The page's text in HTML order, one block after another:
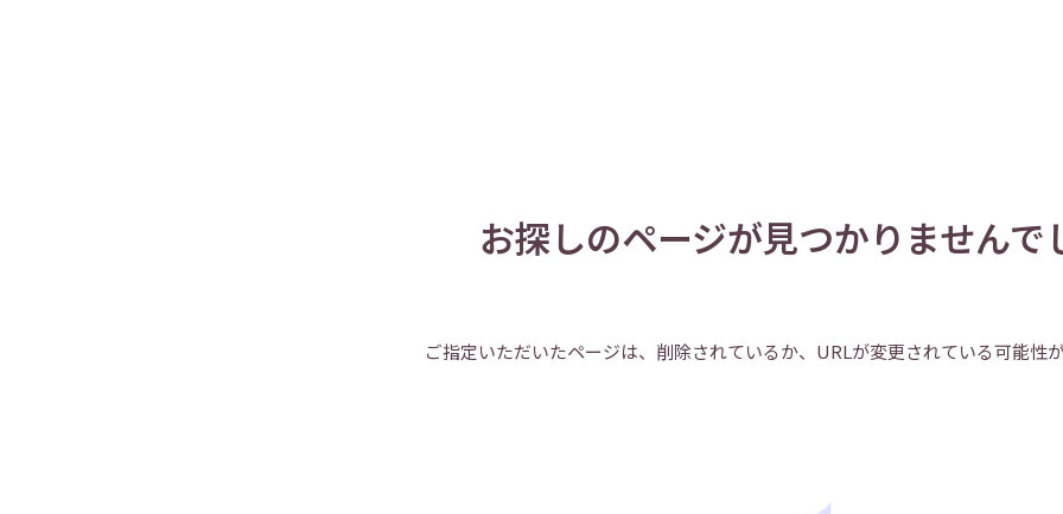
お探しのページが見つかりませんで
ご指定いただいたページは、削除されているか、URLが変更されている可能性が